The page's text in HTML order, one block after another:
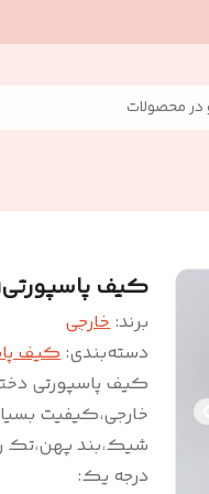
محصولات
کیف پاسپورتی۲۶۹۷۶۰۱
برند:خارجی
دسته‌بندی:کیف
کیف پاسپورتی
خارجی،کیفیت
شیک،بند پهن،تک
درجه یک: